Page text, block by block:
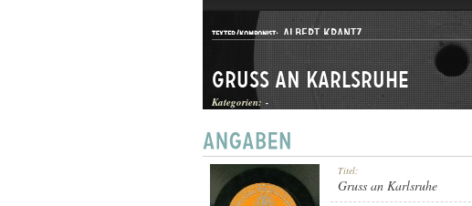
TEXTER/KOMPONIST: ALBERT KRANTZ
INDULÓ
Gruss an Karlsruhe
Kategorien: -
Titel:
Gruss an Karlsruhe